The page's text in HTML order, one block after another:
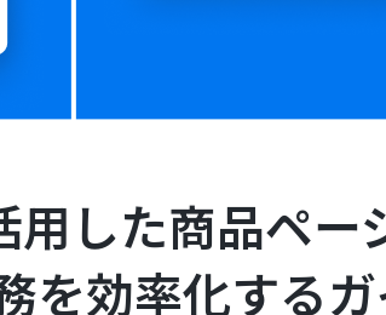
した商品ペー
を効率化する